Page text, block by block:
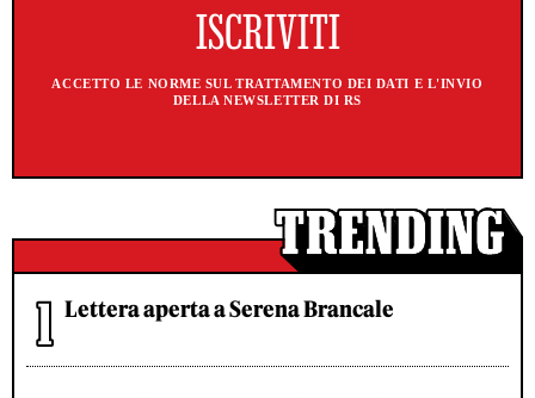
ACCETTO LE NORME SUL TRATTAMENTO DEI DATI E L'INVIO
DELLA NEWSLETTER DI RS
Lettera aperta a Serena Brancale